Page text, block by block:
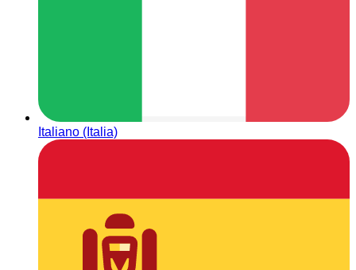
Italiano (Italia)